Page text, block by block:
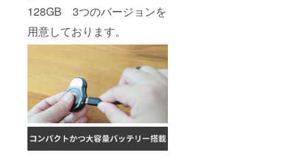
128GB 3つのバージョンを
用意しております。